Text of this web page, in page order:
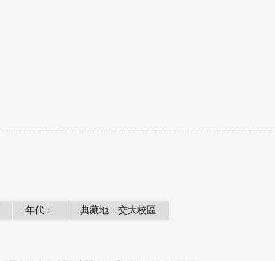
年代： 典藏地：交大校區